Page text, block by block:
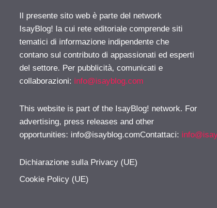
Il presente sito web è parte del network
IsayBlog! la cui rete editoriale comprende siti
tematici di informazione indipendente che
contano sul contributo di appassionati ed esperti
del settore. Per pubblicità, comunicati e
collaborazioni: info@isayblog.com
This website is part of the IsayBlog! network. For
advertising, press releases and other
opportunities: info@isayblog.comContattaci:
Dichiarazione sulla Privacy (UE)
Cookie Policy (UE)